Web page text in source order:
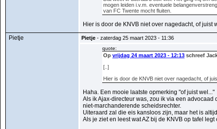
mogen leiden i.v.m. eventuele
van FC Twente mocht fluiten.
Hier is door de KNVB niet over nagedacht, of juist
Pietje
Pietje - zaterdag 25 maart 2023 - 11:36
quote:
Op vrijdag 24 maart 2023 - 12:13 schreef
[..]
Hier is door de KNVB niet over nagedacht, of
Haha. Een mooie laatste opmerking "of juist wel..."
Als ik Ajax-directeur was, zou ik via een
niet-marchanderende scheidsrechter.
Uiteraard zal die eis kansloos zijn, maar het is
Als je ziet en leest wat AZ bij de KNVB op tafel